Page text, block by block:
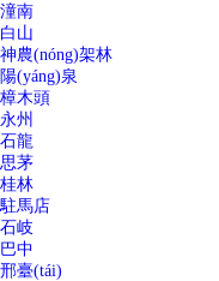
潼南
白山
神農(nóng)架林
陽(yáng)泉
樟木頭
永州
石龍
思茅
桂林
駐馬店
石岐
巴中
邢臺(tái)